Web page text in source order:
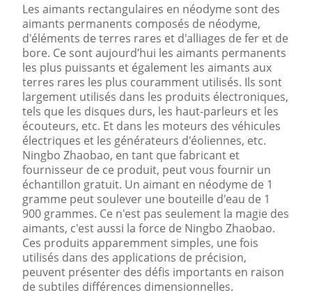
Les aimants rectangulaires en néodyme sont des
aimants permanents composés de néodyme,
d'éléments de terres rares et d'alliages de fer et de
bore. Ce sont aujourd’hui les aimants permanents
les plus puissants et également les aimants aux
terres rares les plus couramment utilisés. Ils sont
largement utilisés dans les produits électroniques,
tels que les disques durs, les haut-parleurs et les
écouteurs, etc. Et dans les moteurs des véhicules
électriques et les générateurs d'éoliennes, etc.
Ningbo Zhaobao, en tant que fabricant et
fournisseur de ce produit, peut vous fournir un
échantillon gratuit. Un aimant en néodyme de 1
gramme peut soulever une bouteille d'eau de 1
900 grammes. Ce n'est pas seulement la magie des
aimants, c'est aussi la force de Ningbo Zhaobao.
Ces produits apparemment simples, une fois
utilisés dans des applications de précision,
peuvent présenter des défis importants en raison
de subtiles différences dimensionnelles.